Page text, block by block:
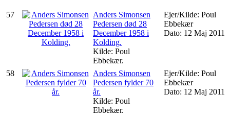
57
Anders Simonsen
Pedersen død 28
December 1958 i
Kolding.
Kilde: Poul
Ebbekær.
Ejer/Kilde: Poul
Ebbekær
Dato: 12 Maj 2011
58
Anders Simonsen
Pedersen fylder 70
år.
Kilde: Poul
Ebbekær.
Ejer/Kilde: Poul
Ebbekær
Dato: 12 Maj 2011